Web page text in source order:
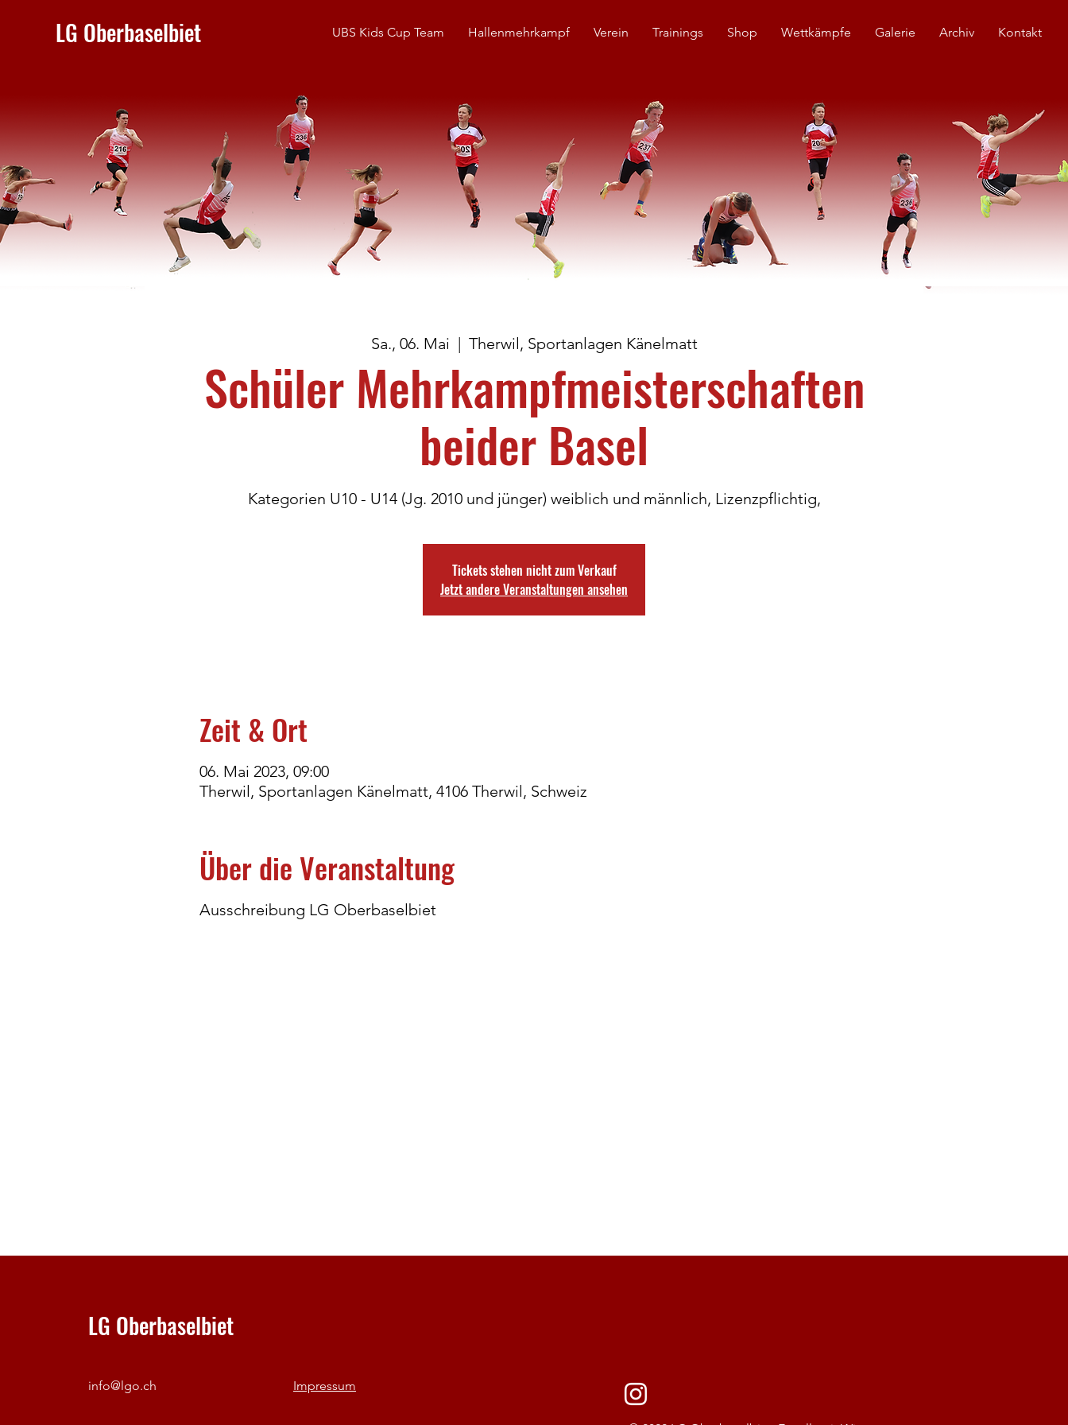
LG Oberbaselbiet UBS Kids Cup Team Hallenmehrkampf Verein Trainings Shop Wettkämpfe Galerie Archiv Kontakt
Sa., 06. Mai
  |
Therwil, Sportanlagen Känelmatt
Schüler Mehrkampfmeisterschaften
beider Basel
Kategorien U10 - U14 (Jg. 2010 und jünger) weiblich und männlich, Lizenzpflichtig,
Tickets stehen nicht zum Verkauf
Jetzt andere Veranstaltungen ansehen
Zeit & Ort
06. Mai 2023, 09:00
Therwil, Sportanlagen Känelmatt, 4106 Therwil, Schweiz
Über die Veranstaltung
Ausschreibung LG Oberbaselbiet
LG Oberbaselbiet
info@lgo.ch Impressum